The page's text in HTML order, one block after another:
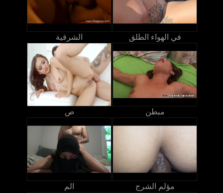
الشرقية في الهواء الطلق
ص مبطن
الم مؤلم الشرج